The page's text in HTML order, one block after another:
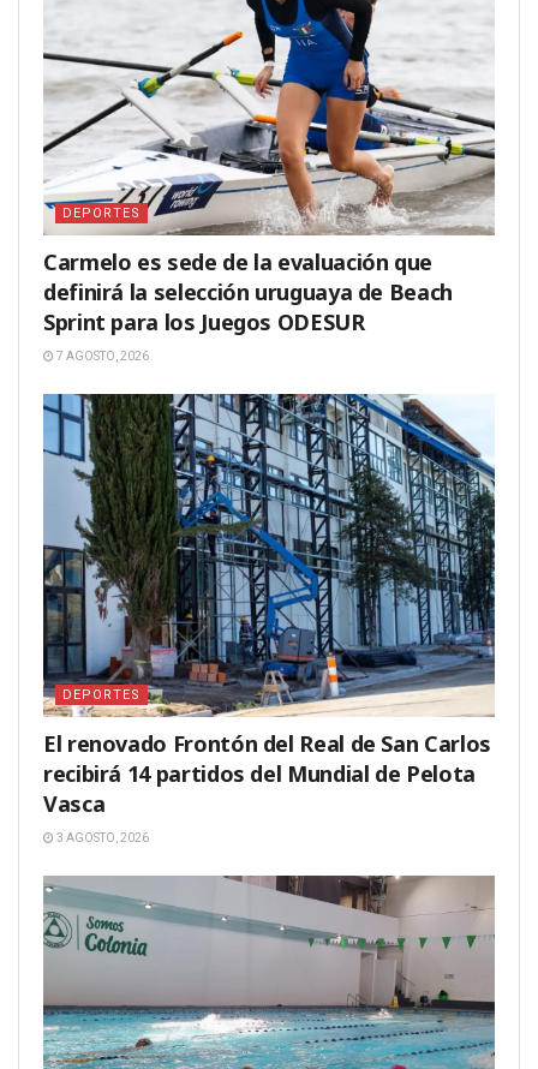
DEPORTES
Carmelo es sede de la evaluación que
definirá la selección uruguaya de Beach
Sprint para los Juegos ODESUR
7 AGOSTO, 2026
DEPORTES
El renovado Frontón del Real de San Carlos
recibirá 14 partidos del Mundial de Pelota
Vasca
3 AGOSTO, 2026